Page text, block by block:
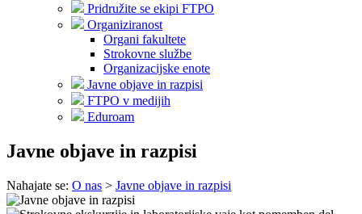
Pridružite se ekipi FTPO
Organiziranost
Organi fakultete
Strokovne službe
Organizacijske enote
Javne objave in razpisi
FTPO v medijih
Eduroam
Javne objave in razpisi
Nahajate se: O nas > Javne objave in razpisi